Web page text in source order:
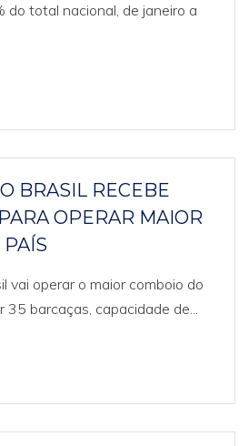
do total nacional, de janeiro a
BRASIL RECEBE
OPERAR MAIOR
vai operar o maior comboio do
35 barcaças, capacidade de...